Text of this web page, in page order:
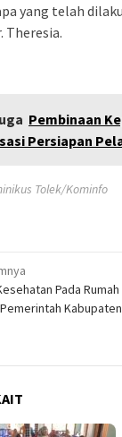
yang telah
Theresia.
Pembinaan
Persiapan
Tolek/Kominfo
Pada